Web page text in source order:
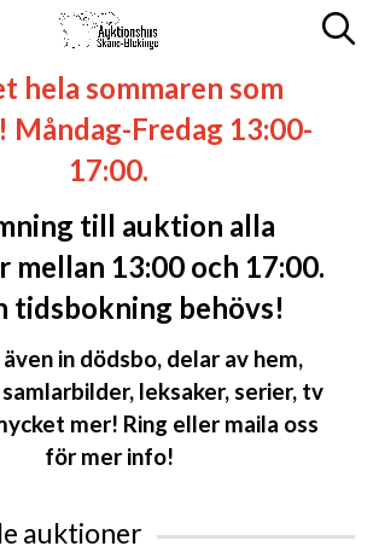
hela sommaren som
Fredag 13:00-
17:00.
till auktion alla
mellan 13:00 och 17:00.
tidsbokning behövs!
in dödsbo, delar av hem,
leksaker, serier, tv
mer! Ring eller maila oss
för mer info!
auktioner